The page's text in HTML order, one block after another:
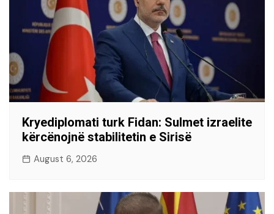
Kryediplomati turk Fidan: Sulmet izraelite
kërcënojnë stabilitetin e Sirisë
August 6, 2026